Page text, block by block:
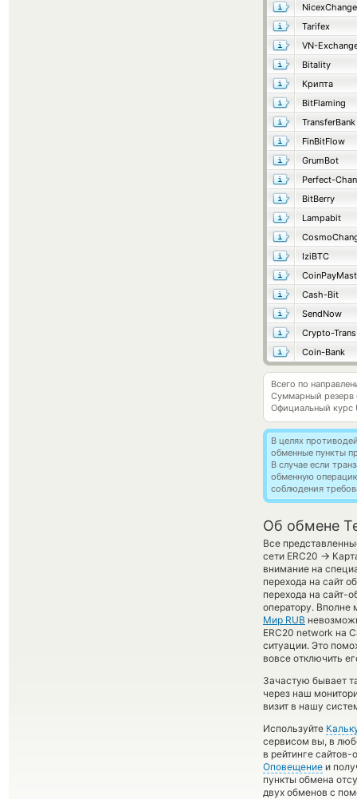
Tarifex
VN-
Bitality
Крипта
BitFlaming
TransferBank
FinBitFlow
GrumBot
Perfect-
BitBerry
Lampabit
IziBTC
Cash-Bit
SendNow
Crypto-Trans
Coin-Bank
Всего по
Суммарный резерв
Официальный курс
В целях
обменные пункты
В случае если
обменную
соблюдения
Об обмене
Все
сети ERC20 →
внимание на
перехода на сайт
перехода на сайт-
оператору.
Мир RUB
ERC20 network на
ситуации. Это
вовсе отключить
Зачастую бывает
через наш
визит в нашу
Используйте
сервисом вы, в
в рейтинге
Оповещение и
пункты обмена
двух обменов с